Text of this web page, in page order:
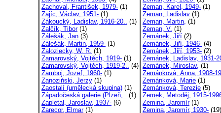
Zachoval, František, 1979- (1)
Zajíc, Václav, 1951- (1)
Zákoucký, Ladislav, 1916-20.. (1)
Zalčík, Tibor(1)
Zálešák, Jan (3)
Zálešák, Martin, 1959- (1)
Zaloziecky, W. R. (1)
Zamarovský, Vojtěch, 1919- (1)
Zamarovský, Vojtěch, 1919-2.. (4)
Zamboj, Jozef, 1960- (1)
Zanoziński, Jerzy (1)
Zaostalí (umělecká skupina) (1)
Západočeská galerie (Plzeň,.. (1)
Zapletal, Jaroslav, 1937- (6)
Zarecor, Elmar(1)
Zeman, Karel, 1949- (1)
Zeman, Ladislav (1)
Zeman, Martin, (1)
Zeman, V. (1)
Zemánek, Jiří (2)
Zemánek, Jiří, 1946- (4)
Zemánek, Jiří, 1953- (2)
Zemánek, Ladislav, 1931-
Zemánek, Miroslav, (1)
Zemánková, Anna, 1908-
Zemánková, Marie (1)
Zemánková, Terezie (5)
Zemek, Metoděj, 1915-
Zemina, Jaromír(1)
Zemina, Jaromír, 1930- (19)